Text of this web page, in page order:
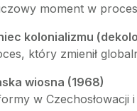
moment w
kolonializmu
który zmienił
wiosna (1968)
w